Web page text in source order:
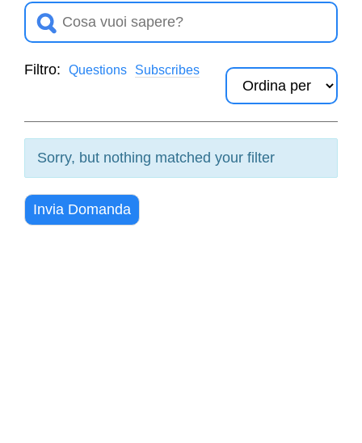
Filtro: Questions Subscribes
Sorry, but nothing matched your filter
Invia Domanda